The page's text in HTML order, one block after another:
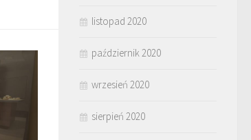
listopad 2020
październik 2020
wrzesień 2020
sierpień 2020